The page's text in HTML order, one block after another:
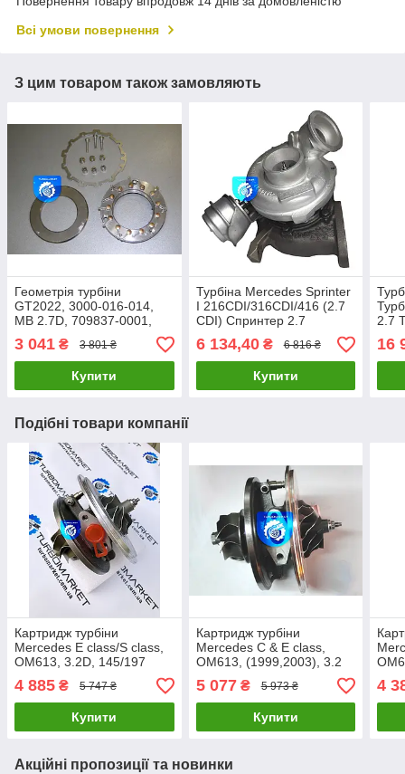
Всі умови повернення
З цим товаром також замовляють
Геометрія турбіни
GT2022, 3000-016-014,
MB 2.7D, 709837-0001,
709837-0002, 709838-
0001
3 041 ₴ 3 801 ₴
Купити
Турбіна Mercedes Sprinter
I 216CDI/316CDI/416 (2.7
CDI) Спринтер 2.7
709838-0001
6 134,40₴ 6 816 ₴
Купити
2.7
16
Подібні товари компанії
Картридж турбіни
Mercedes E class/S class,
OM613, 3.2D, 145/197
0002, 711017-0003
4 885 ₴ 5 747 ₴
Купити
Картридж турбіни
Mercedes C & E class,
OM613, (1999,2003), 3.2
D, 145/197 709841-0001,
709841-0002
5 077₴ 5 973 ₴
Купити
4
Акційні пропозиції та новинки